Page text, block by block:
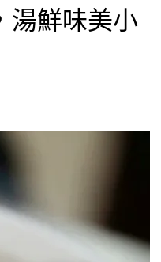
湯鮮味美小